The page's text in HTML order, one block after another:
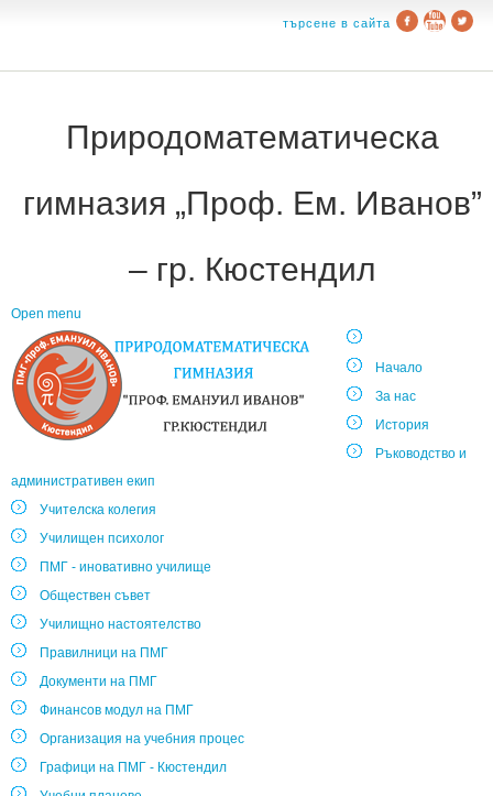
търсене в сайта
Природоматематическа
гимназия „Проф. Ем. Иванов”
– гр. Кюстендил
Open menu
Начало
За нас
История
Ръководство и
административен екип
Учителска колегия
Училищен психолог
ПМГ - иновативно училище
Обществен съвет
Училищно настоятелство
Правилници на ПМГ
Документи на ПМГ
Финансов модул на ПМГ
Организация на учебния процес
Графици на ПМГ - Кюстендил